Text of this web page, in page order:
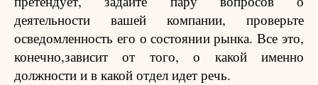
деятельности вашей компании, проверьте
осведомленность его о состоянии рынка. Все это,
конечно,зависит от того, о какой именно
должности и в какой отдел идет речь.